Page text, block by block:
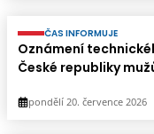
ČAS INFORMUJE
Oznámení
České republiky
pondělí 20. července 2026